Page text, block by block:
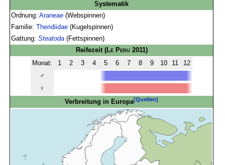
Systematik
Ordnung:Araneae (Webspinnen)
Familie:Theridiidae (Kugelspinnen)
Gattung:Steatoda (Fettspinnen)
Reifezeit (Le Peru 2011)
Monat:
1 2 3 4 5 6 7 8 9 10 11
12
♂
♀
Verbreitung in Europa[Quellen]